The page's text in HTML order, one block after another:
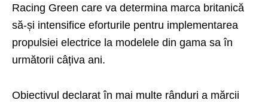
Racing Green care va determina marca britanică
să-și intensifice eforturile pentru implementarea
propulsiei electrice la modelele din gama sa în
următorii câțiva ani.
Obiectivul declarat în mai multe rânduri a mărcii